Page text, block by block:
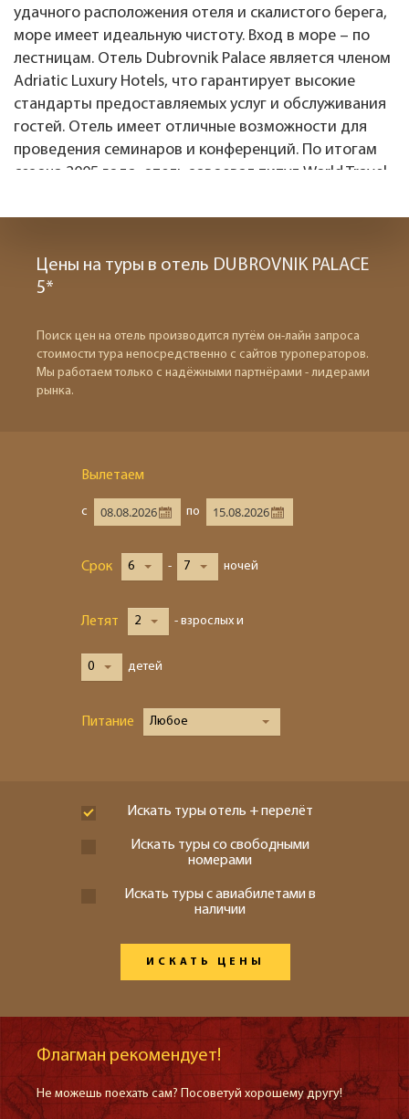
удачного расположения отеля и скалистого берега,
море имеет идеальную чистоту. Вход в море – по
лестницам. Отель Dubrovnik Palace является членом
Adriatic Luxury Hotels, что гарантирует высокие
стандарты предоставляемых услуг и обслуживания
гостей. Отель имеет отличные возможности для
проведения семинаров и конференций. По итогам
сезона 2005 года, отель завоевал титул World Travel
отель Хорватии (в туризме данная награда
2011 году Dubrovnik Palace был признан лучшим
пятизвездочным отелем Европы.
Цены на туры в отель DUBROVNIK PALACE
5*
Поиск цен на отель производится путём он-лайн запроса
стоимости тура непосредственно с сайтов туроператоров.
Мы работаем только с надёжными партнёрами - лидерами
рынка.
Вылетаем
с по
Срок 6 - 7 ночей
Летят 2 - взрослых и
0 детей
Питание Любое
Искать туры отель + перелёт
Искать туры со свободными
номерами
Искать туры с авиабилетами в
наличии
ИСКАТЬ ЦЕНЫ
Флагман рекомендует!
Не можешь поехать сам? Посоветуй хорошему другу!